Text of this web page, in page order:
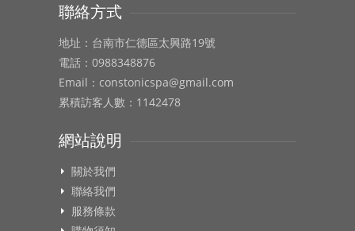
聯絡方式
地址：台南市仁德區太興路19號
電話：0988348876
Email：constonicspa@gmail.com
累積訪客人數：1142478
網站說明
關於我們
聯絡我們
服務條款